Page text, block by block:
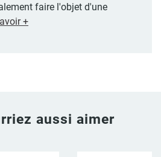
faire l'objet d'une
+
aussi aimer